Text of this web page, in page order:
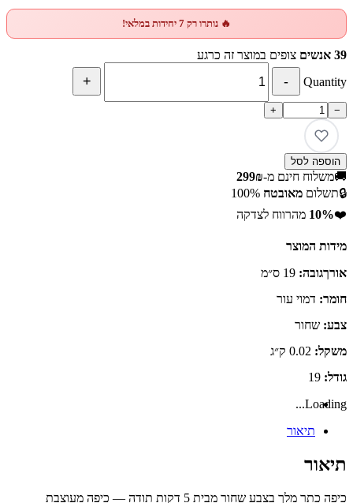
🔥 נותרו רק 7 יחידות במלאי!
39 אנשים
צופים במוצר זה כרגע
Quantity
−
+
הוספה לסל
🚚משלוח חינם מ-299₪
🔒תשלום מאובטח
❤️
10% מהרווח לצדקה
מידות המוצר
אורךגובה:
19 ס״מ
חומר: דמוי עור
צבע: שחור
משקל:
0.02 ק״ג
גודל:
19
Loading...
תיאור
תיאור
כיפה כתר מלך בצבע שחור מבית 5 דקות תודה — כיפה מעוצבת